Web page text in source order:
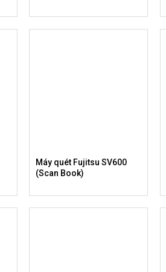
Máy quét Fujitsu SV600
(Scan Book)